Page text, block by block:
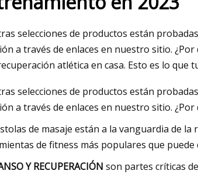
pone en práctica el
contraflujo
selecciones de productos están
a través de enlaces en nuestro sitio.
atlética en casa. Esto es lo que
selecciones de productos están
a través de enlaces en nuestro sitio.
de masaje están a la vanguardia de
de fitness más populares que puede
Y RECUPERACIÓN son partes críticas